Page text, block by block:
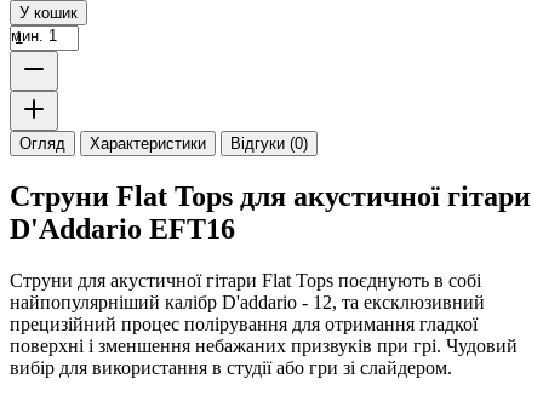
У кошик
мин. 1
Огляд Характеристики Відгуки (0)
Струни Flat Tops для акустичної гітари
D'Addario EFT16
Струни для акустичної гітари Flat Tops поєднують в собі
найпопулярніший калібр D'addario - 12, та ексклюзивний
прецизійний процес полірування для отримання гладкої
поверхні і зменшення небажаних призвуків при грі. Чудовий
вибір для використання в студії або гри зі слайдером.